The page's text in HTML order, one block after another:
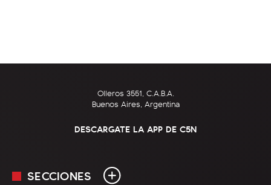
Olleros 3551, C.A.B.A.
Buenos Aires, Argentina
DESCARGATE LA APP DE C5N
SECCIONES